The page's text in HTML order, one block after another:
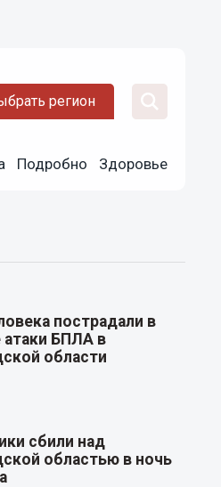
регион
Подробно Здоровье
пострадали в
атаки БПЛА в
области
сбили над
областью в ночь